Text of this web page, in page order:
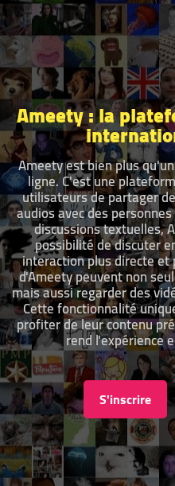
Ameety : la
Ameety est bien plus
ligne. C'est une
utilisateurs de partager
audios avec des
discussions textuelles,
possibilité de discuter
interaction plus directe
d'Ameety peuvent non
mais aussi regarder des
Cette fonctionnalité
profiter de leur contenu
rend l'expérience
S'inscrire